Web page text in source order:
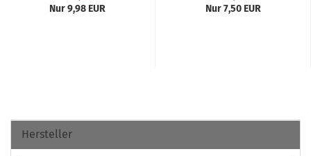
Nur 9,98 EUR
Nur 7,50 EUR
Hersteller